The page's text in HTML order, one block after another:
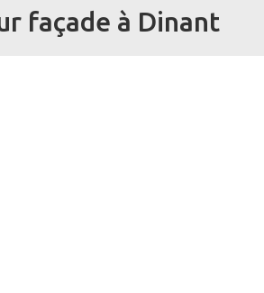
façade à Dinant